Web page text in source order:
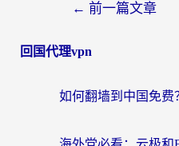
← 前一篇文章
回国代理vpn